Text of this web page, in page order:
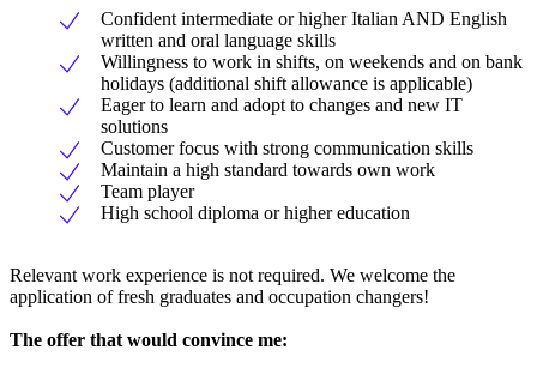
Confident intermediate or higher Italian AND English
written and oral language skills
Willingness to work in shifts, on weekends and on bank
holidays (additional shift allowance is applicable)
Eager to learn and adopt to changes and new IT
solutions
Customer focus with strong communication skills
Maintain a high standard towards own work
Team player
High school diploma or higher education
Relevant work experience is not required. We welcome the
application of fresh graduates and occupation changers!
The offer that would convince me: